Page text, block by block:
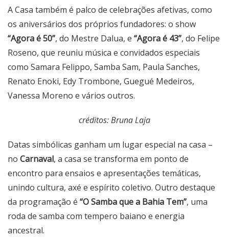
A Casa também é palco de celebrações afetivas, como
os aniversários dos próprios fundadores: o show
“Agora é 50”, do Mestre Dalua, e “Agora é 43”, do Felipe
Roseno, que reuniu música e convidados especiais
como Samara Felippo, Samba Sam, Paula Sanches,
Renato Enoki, Edy Trombone, Guegué Medeiros,
Vanessa Moreno e vários outros.
créditos: Bruna Laja
Datas simbólicas ganham um lugar especial na casa –
no Carnaval, a casa se transforma em ponto de
encontro para ensaios e apresentações temáticas,
unindo cultura, axé e espírito coletivo. Outro destaque
da programação é “O Samba que a Bahia Tem”, uma
roda de samba com tempero baiano e energia
ancestral.